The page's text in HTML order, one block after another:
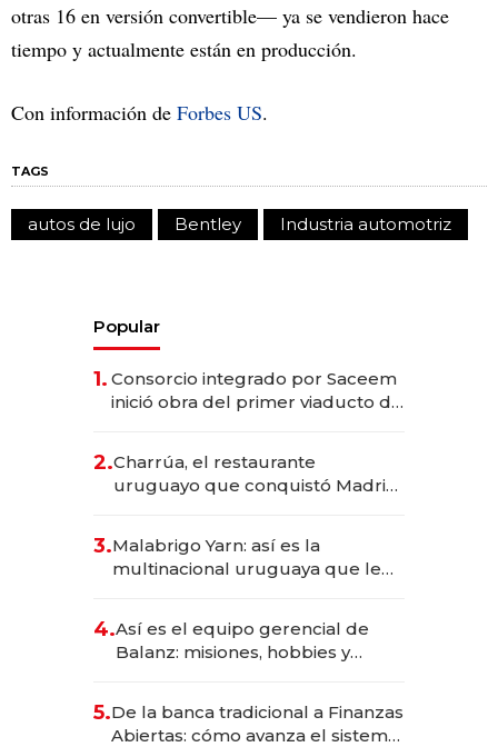
otras 16 en versión convertible— ya se vendieron hace
tiempo y actualmente están en producción.
Con información de Forbes US.
TAGS
autos de lujo Bentley Industria automotriz
Popular
1. Consorcio integrado por Saceem
inició obra del primer viaducto de
millones
2.Charrúa, el restaurante
uruguayo que conquistó Madrid:
anticipación y prepara apertura
3.Malabrigo Yarn: así es la
multinacional uruguaya que le
4.Así es el equipo gerencial de
Balanz: misiones, hobbies y
5.De la banca tradicional a Finanzas
Abiertas: cómo avanza el sistema